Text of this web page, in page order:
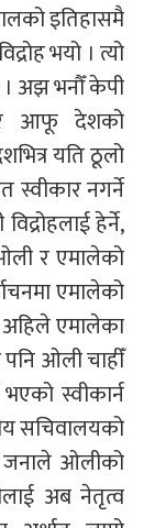
इतिहासमै
भयो । त्यो
। अझ भनौँ केपी
आफू देशको
यति ठूलो
स्वीकार नगर्ने
हेर्ने,
र एमालेको
एमालेको
एमालेका
ओली चाहीँ
स्वीकार्न
सचिवालयको
जनाले ओलीको
अब नेतृत्व